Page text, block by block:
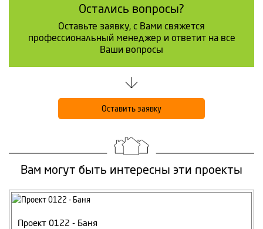
Остались вопросы?
Оставьте заявку, с Вами свяжется
профессиональный менеджер и ответит на все
Ваши вопросы
Оставить заявку
Вам могут быть интересны эти проекты
Проект 0122 - Баня